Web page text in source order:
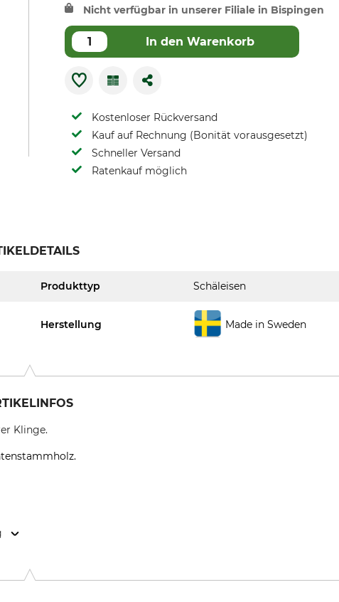
Nicht verfügbar in unserer Filiale in Bispingen
In den Warenkorb
Kostenloser Rückversand
Kauf auf Rechnung (Bonität vorausgesetzt)
Schneller Versand
Ratenkauf möglich
Produkttyp Schäleisen
Herstellung Made in Sweden
Klinge.